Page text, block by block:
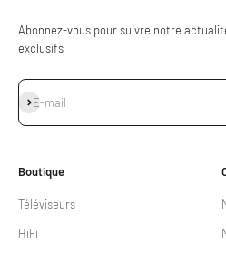
Abonnez-vous pour suivre notre
exclusifs
E-mail
S'inscrire
Boutique
Téléviseurs
HiFi